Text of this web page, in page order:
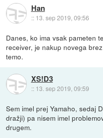
Han
:: 13. sep 2019, 09:56
Danes, ko ima vsak pameten
receiver, je nakup novega
temo.
XS!D3
:: 13. sep 2019, 09:59
Sem imel prej Yamaho, sedaj
dražji) pa nisem imel
drugem.